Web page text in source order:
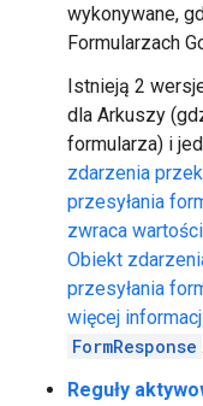
wykonywane,
Formularzach
Istnieją 2
dla Arkuszy
formularza) i
zdarzenia
przesyłania
zwraca
Obiekt
przesyłania
więcej
FormResponse .
Reguły